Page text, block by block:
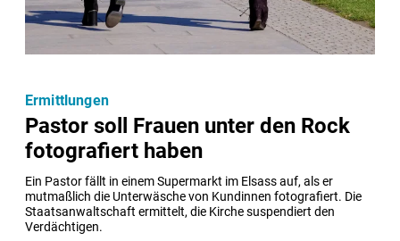
Pastor soll Frauen unter den Rock
fotografiert haben
Ein Pastor fällt in einem Supermarkt im Elsass auf, als er
mutmaßlich die Unterwäsche von Kundinnen fotografiert. Die
Staatsanwaltschaft ermittelt, die Kirche suspendiert den
Verdächtigen.
Ermittlungen